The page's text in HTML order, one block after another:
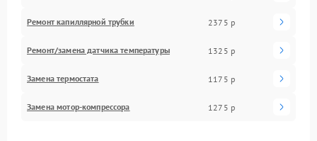
Ремонт капиллярной трубки 2375 р
Ремонт/замена датчика температуры 1325 р
Замена термостата 1175 р
Замена мотор-компрессора 1275 р